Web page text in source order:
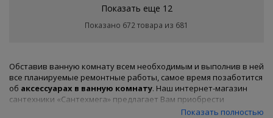
Показать еще 12
Показано 672 товара из 681
Обставив ванную комнату всем необходимым и выполнив в ней
все планируемые ремонтные работы, самое время позаботится
об аксессуарах в ванную комнату. Наш интернет-магазин
сантехники «Сантехмега» предлагает Вам приобрести
множество полезных мелочей, которые существенно скрасят
Показать полностью